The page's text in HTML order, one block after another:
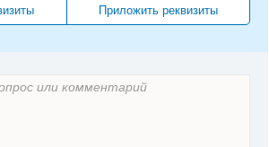
Приложить реквизиты